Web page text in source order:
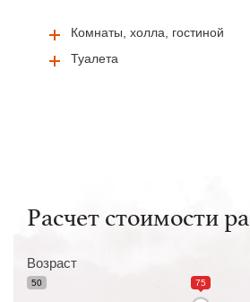
Комнаты, холла, гостиной
Туалета
Расчет стоимости